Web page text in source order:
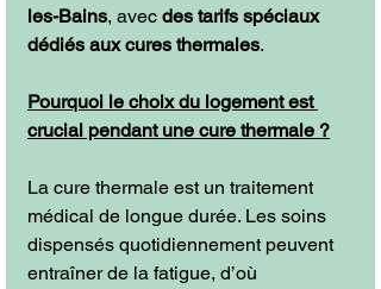
les-Bains, avec des tarifs spéciaux
dédiés aux cures thermales.
Pourquoi le choix du logement est
crucial pendant une cure thermale ?
La cure thermale est un traitement
médical de longue durée. Les soins
dispensés quotidiennement peuvent
entraîner de la fatigue, d’où